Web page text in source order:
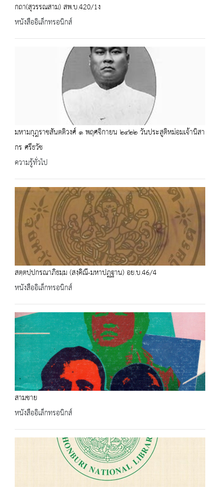
กถา(สุวรรณสาม) สพ.บ.420/1ง
หนังสืออิเล็กทรอนิกส์
มหามกุฎราชสันตติวงศ์ ๑ พฤศจิกายน ๒๔๒๒ วันประสูติหม่อมเจ้านิสา
กร ศรีธวัช
ความรู้ทั่วไป
สตฺตปฺปกรณาภิธมฺม (สงฺคิณี-มหาปฏฺฐาน) อย.บ.46/4
หนังสืออิเล็กทรอนิกส์
สามชาย
หนังสืออิเล็กทรอนิกส์